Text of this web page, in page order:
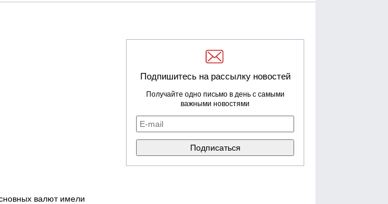
валют имели
Подпишитесь на рассылку новостей
Получайте одно письмо в день с самыми
важными новостями